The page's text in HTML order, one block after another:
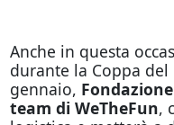
Anche in questa
durante la Coppa
gennaio,
team di WeTheFun,